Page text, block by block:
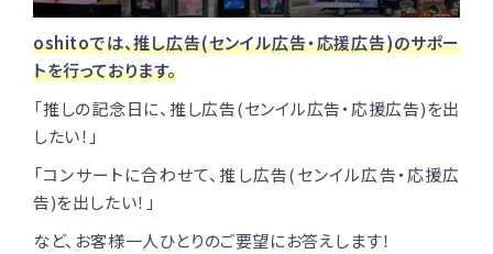
oshitoでは、推し広告(センイル広告・応援広告)のサポー
トを行っております。
「推しの記念日に、推し広告(センイル広告・応援広告)を出
したい！」
「コンサートに合わせて、推し広告(センイル広告・応援広
告)を出したい！」
など、お客様一人ひとりのご要望にお答えします！